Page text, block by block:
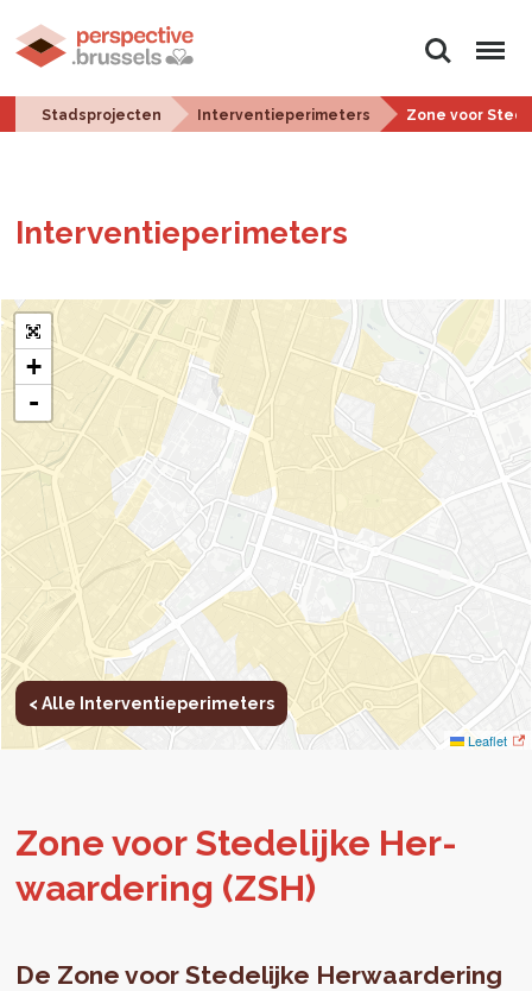
Zoeken Menu
Stadsprojecten Interventieperimeters Zone voor
In­ter­ven­tie­pe­ri­me­ters
+
-
Leaflet
< Alle Interventieperimeters
Zone voor Ste­de­lij­ke Her­
waar­de­ring (ZSH)
De Zone voor Stedelijke Herwaardering